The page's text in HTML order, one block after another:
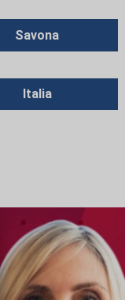
Savona
Italia